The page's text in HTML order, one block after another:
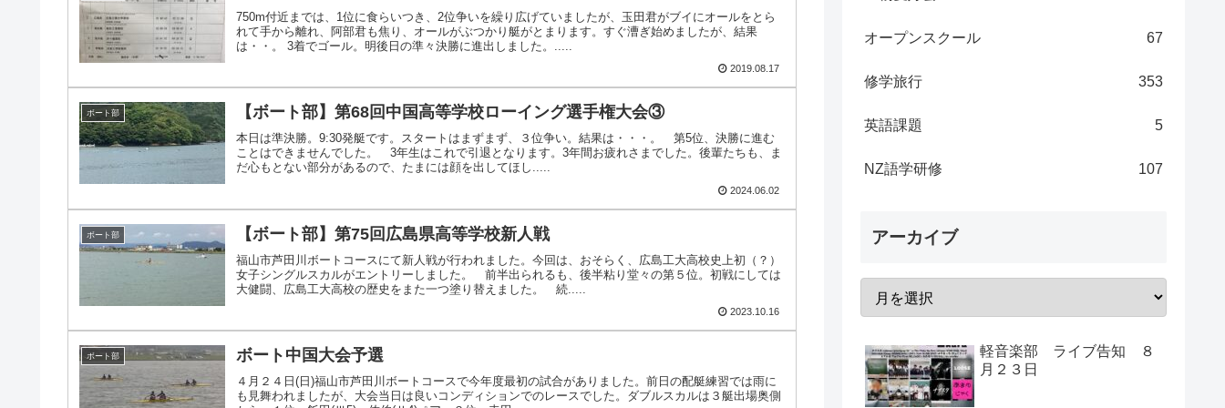
750m付近までは、1位に食らいつき、2位争いを繰り広げていましたが、玉田君がブイにオールをとら
れて手から離れ、阿部君も焦り、オールがぶつかり艇がとまります。すぐ漕ぎ始めましたが、結果
は・・。 3着でゴール。明後日の準々決勝に進出しました。.....
2019.08.17
ボート部 【ボート部】第68回中国高等学校ローイング選手権大会③
本日は準決勝。9:30発艇です。スタートはまずまず、３位争い。結果は・・・。 第5位、決勝に進む
ことはできませんでした。 3年生はこれで引退となります。3年間お疲れさまでした。後輩たちも、ま
だ心もとない部分があるので、たまには顔を出してほし.....
2024.06.02
ボート部 【ボート部】第75回広島県高等学校新人戦
福山市芦田川ボートコースにて新人戦が行われました。今回は、おそらく、広島工大高校史上初（？）
女子シングルスカルがエントリーしました。 前半出られるも、後半粘り堂々の第５位。初戦にしては
大健闘、広島工大高校の歴史をまた一つ塗り替えました。 続.....
2023.10.16
ボート部 ボート中国大会予選
４月２４日(日)福山市芦田川ボートコースで今年度最初の試合がありました。前日の配艇練習では雨に
も見舞われましたが、大会当日は良いコンディションでのレースでした。ダブルスカルは３艇出場奥側
オープンスクール 67
修学旅行 353
英語課題 5
NZ語学研修 107
アーカイブ
軽音楽部 ライブ告知 ８
月２３日